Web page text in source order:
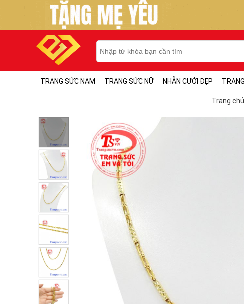
TRANG SỨC NAM TRANG SỨC NỮ NHẪN CƯỚI ĐẸP
Trang chủ